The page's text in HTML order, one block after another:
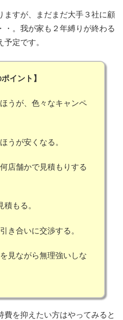
ますが、まだまだ大手３社に顧
・。我が家も２年縛りが終わる
定です。
イント】
うが、色々なキャンペ
うが安くなる。
店舗かで見積もりする
もる。
き合いに交渉する。
見ながら無理強いしな
費を抑えたい方はやってみると